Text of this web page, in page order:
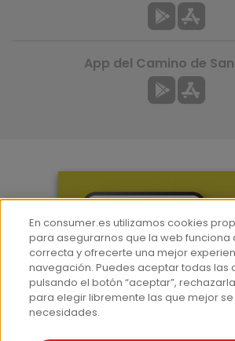
Hemeroteca
Contacto
Prensa
Corpus Lingüístico
App del Camino de
En consumer.es utilizamos cookies
para asegurarnos que la web funciona
correcta y ofrecerte una mejor
navegación. Puedes aceptar todas las
pulsando el botón “aceptar”,
para elegir libremente las que mejor
necesidades.